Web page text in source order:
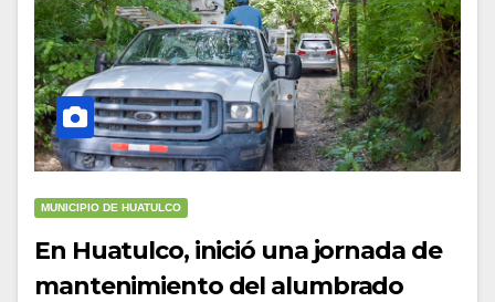
MUNICIPIO DE HUATULCO
En Huatulco, inició una jornada de
mantenimiento del alumbrado